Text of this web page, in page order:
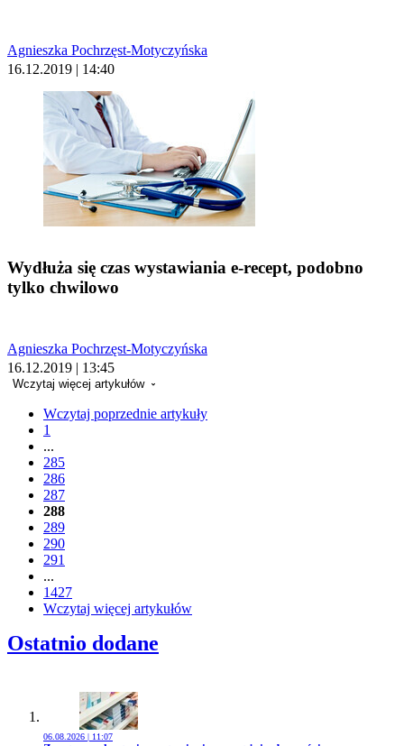
Agnieszka Pochrzęst-Motyczyńska
16.12.2019 | 14:40
Wydłuża się czas wystawiania e-recept, podobno
tylko chwilowo
Agnieszka Pochrzęst-Motyczyńska
16.12.2019 | 13:45
Wczytaj więcej artykułów
Wczytaj poprzednie artykuły
1
...
285
286
287
288
289
290
291
...
1427
Wczytaj więcej artykułów
Ostatnio dodane
06.08.2026 | 11:07